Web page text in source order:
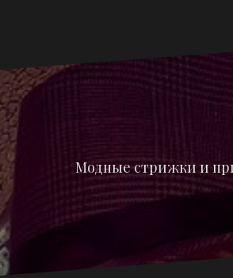
Модные стрижки и